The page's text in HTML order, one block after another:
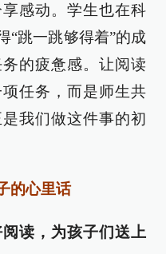
感动。学生也在科
“跳一跳够得着”的成
的疲惫感。让阅读
任务，而是师生共
我们做这件事的初
的心里话
读，为孩子们送上